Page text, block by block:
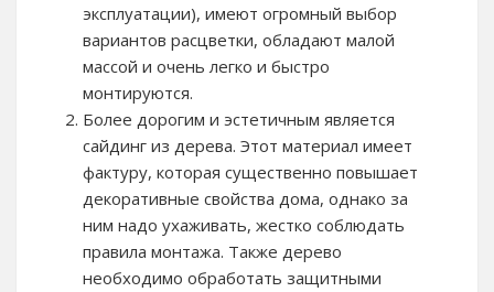
эксплуатации), имеют огромный выбор
вариантов расцветки, обладают малой
массой и очень легко и быстро
монтируются.
Более дорогим и эстетичным является
сайдинг из дерева. Этот материал имеет
фактуру, которая существенно повышает
декоративные свойства дома, однако за
ним надо ухаживать, жестко соблюдать
правила монтажа. Также дерево
необходимо обработать защитными